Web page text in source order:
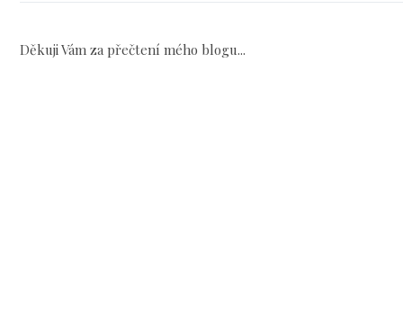
Děkuji Vám za přečtení mého blogu...